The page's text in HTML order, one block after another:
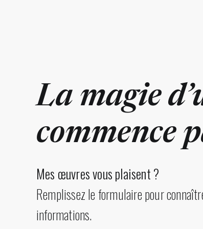
La magie
commence
Mes œuvres vous plaisent ?
Remplissez le formulaire pour
informations.